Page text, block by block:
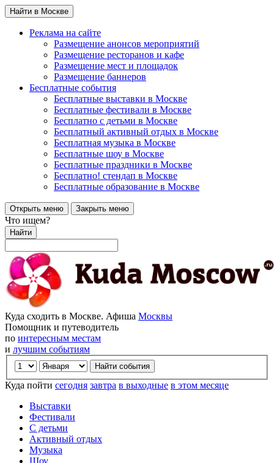
Найти в Москве
Реклама на сайте
Размещение анонсов мероприятий
Размещение ресторанов и кафе
Размещение мест и площадок
Размещение баннеров
Бесплатные события
Бесплатные выставки в Москве
Бесплатные фестивали в Москве
Бесплатно с детьми в Москве
Бесплатный активный отдых в Москве
Бесплатная музыка в Москве
Бесплатные шоу в Москве
Бесплатные праздники в Москве
Бесплатно! стендап в Москве
Бесплатные образование в Москве
Открыть меню Закрыть меню
Что ищем?
Найти
Куда сходить в Москве. Афиша Москвы
Помощник и путеводитель
по интересным местам
и лучшим событиям
Куда пойти сегодня завтра в выходные в этом месяце
Выставки
Фестивали
С детьми
Активный отдых
Музыка
Шоу